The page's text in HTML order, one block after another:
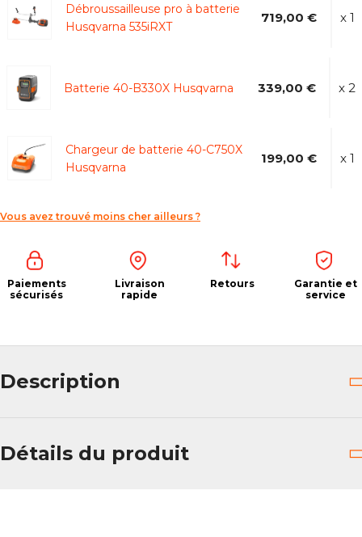
Débroussailleuse pro à batterie
Husqvarna 535iRXT
719,00 € x 1
Batterie 40-B330X Husqvarna 339,00 € x 2
Chargeur de batterie 40-C750X
Husqvarna
199,00 € x 1
Vous avez trouvé moins cher ailleurs ?
Paiements
sécurisés
Livraison
rapide
Retours
Garantie et
service
Description
Détails du produit